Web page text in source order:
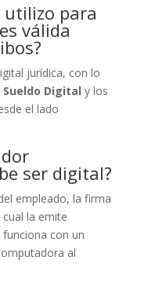
para
válida
jurídica, con lo
Sueldo Digital y los
el lado
ser digital?
empleado, la firma
la emite
con un
al